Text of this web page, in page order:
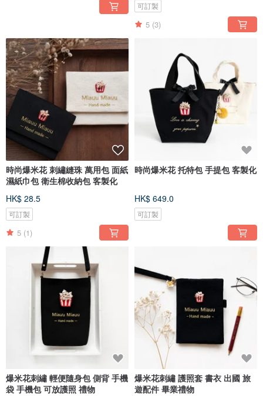
可訂製
5 (3)
時尚爆米花 刺繡縫珠 萬用包 面紙
濕紙巾包 衛生棉收納包 客製化
HK$ 28.5
可訂製
5 (1)
時尚爆米花 托特包 手提包 客製化
HK$ 649.0
可訂製
爆米花刺繡 輕便隨身包 側背 手機
袋 手機包 可放護照 禮物
爆米花刺繡 護照套 書衣 出國 旅
遊配件 畢業禮物